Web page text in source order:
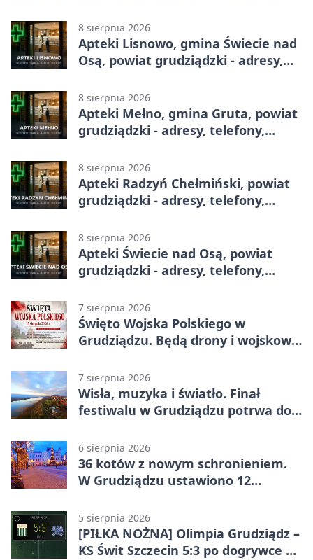
8 sierpnia 2026
Apteki Lisnowo, gmina Świecie nad
Osą, powiat grudziądzki - adresy,
8 sierpnia 2026
Apteki Mełno, gmina Gruta, powiat
grudziądzki - adresy, telefony,
8 sierpnia 2026
Apteki Radzyń Chełmiński, powiat
grudziądzki - adresy, telefony,
8 sierpnia 2026
Apteki Świecie nad Osą, powiat
grudziądzki - adresy, telefony,
7 sierpnia 2026
Święto Wojska Polskiego w
Grudziądzu. Będą drony i wojskowa
7 sierpnia 2026
Wisła, muzyka i światło. Finał
festiwalu w Grudziądzu potrwa do
6 sierpnia 2026
36 kotów z nowym schronieniem.
W Grudziądzu ustawiono 12
5 sierpnia 2026
[PIŁKA NOŻNA] Olimpia Grudziądz –
KS Świt Szczecin 5:3 po dogrywce w